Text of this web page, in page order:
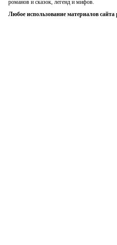
романов и сказок, легенд и мифов.
Любое использование материалов